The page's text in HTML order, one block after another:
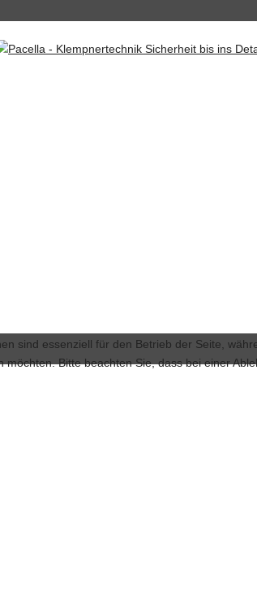
sind essenziell für den Betrieb der Seite,
Bitte beachten Sie, dass bei einer